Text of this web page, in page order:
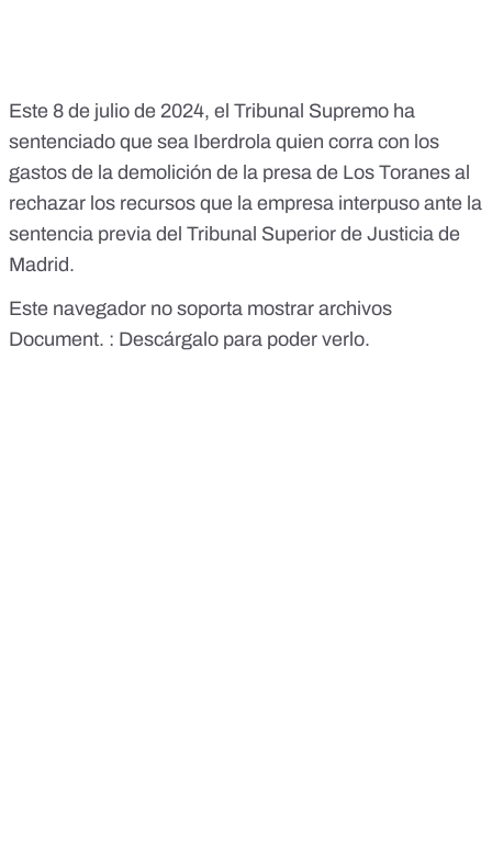
Este 8 de julio de 2024, el Tribunal Supremo ha
sentenciado que sea Iberdrola quien corra con los
gastos de la demolición de la presa de Los Toranes al
rechazar los recursos que la empresa interpuso ante la
sentencia previa del Tribunal Superior de Justicia de
Madrid.
Este navegador no soporta mostrar archivos
Document. : Descárgalo para poder verlo.